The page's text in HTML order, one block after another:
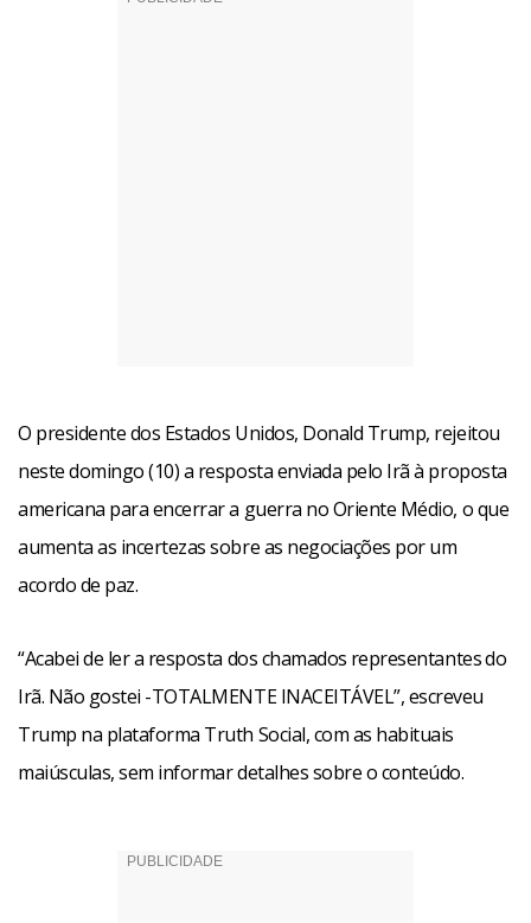
O presidente dos Estados Unidos, Donald Trump, rejeitou
neste domingo (10) a resposta enviada pelo Irã à proposta
americana para encerrar a guerra no Oriente Médio, o que
aumenta as incertezas sobre as negociações por um
acordo de paz.
“Acabei de ler a resposta dos chamados representantes do
Irã. Não gostei -TOTALMENTE INACEITÁVEL”, escreveu
Trump na plataforma Truth Social, com as habituais
maiúsculas, sem informar detalhes sobre o conteúdo.